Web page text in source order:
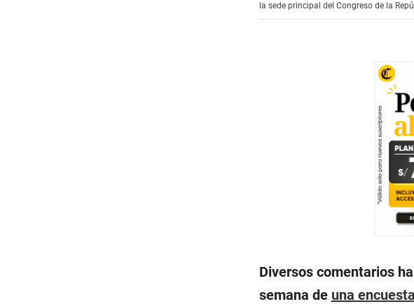
la sede principal del Congreso de la
Diversos comentarios
semana de una